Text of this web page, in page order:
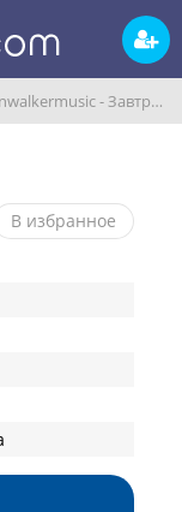
- Завтра победа
В избранное